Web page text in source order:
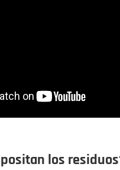
los